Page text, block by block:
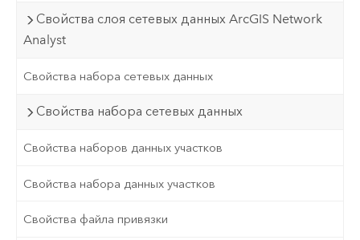
Свойства слоя сетевых данных ArcGIS Network
Analyst
Свойства набора сетевых данных
Свойства набора сетевых данных
Свойства наборов данных участков
Свойства набора данных участков
Свойства файла привязки